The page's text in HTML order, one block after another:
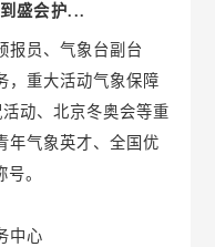
盛会护...
报员、气象台副台
，重大活动气象保障
动、北京冬奥会等重
年气象英才、全国优
。
中心